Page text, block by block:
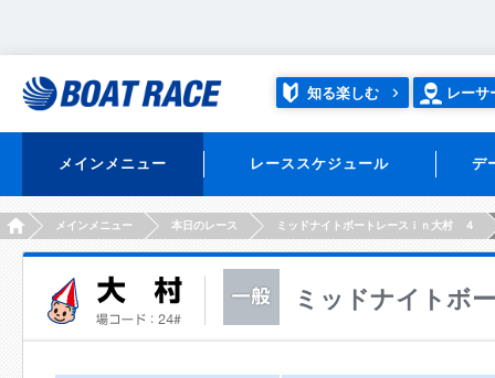
知る楽しむ レーサ
メインメニュー レーススケジュール デ
HOMEメインメニュー 本日のレース ミッドナイトボートレースｉｎ大村 ４
ミッドナイトボ